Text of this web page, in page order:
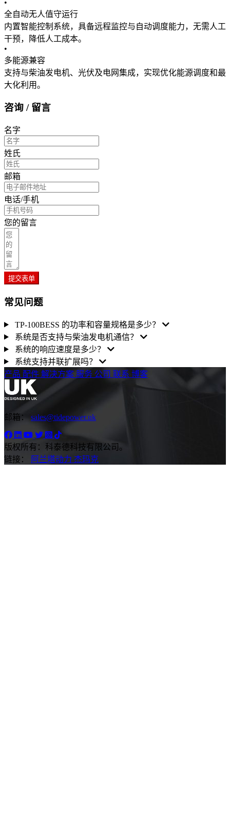
•
全自动无人值守运行
内置智能控制系统，具备远程监控与自动调度能力，无需人工
干预，降低人工成本。
•
多能源兼容
支持与柴油发电机、光伏及电网集成，实现优化能源调度和最
大化利用。
咨询 / 留言
名字
姓氏
邮箱
电话/手机
您的留言
提交表单
常见问题
TP-100BESS 的功率和容量规格是多少？
系统是否支持与柴油发电机通信？
系统的响应速度是多少？
系统支持并联扩展吗？
产品 配件 解决方案 服务 公司 联系 博客
邮箱： sales@tidepower.uk
版权所有：科泰德科技有限公司。
链接：
阿兰塔动力 杰玛克